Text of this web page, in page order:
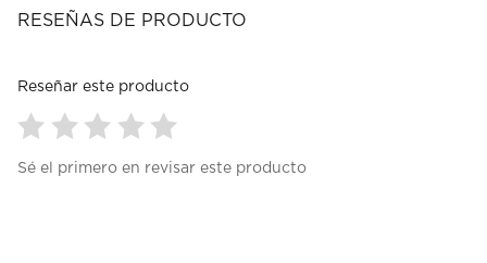
RESEÑAS DE PRODUCTO
Reseñar este producto
paraparaparaparapara
Sé el primero en revisar este producto